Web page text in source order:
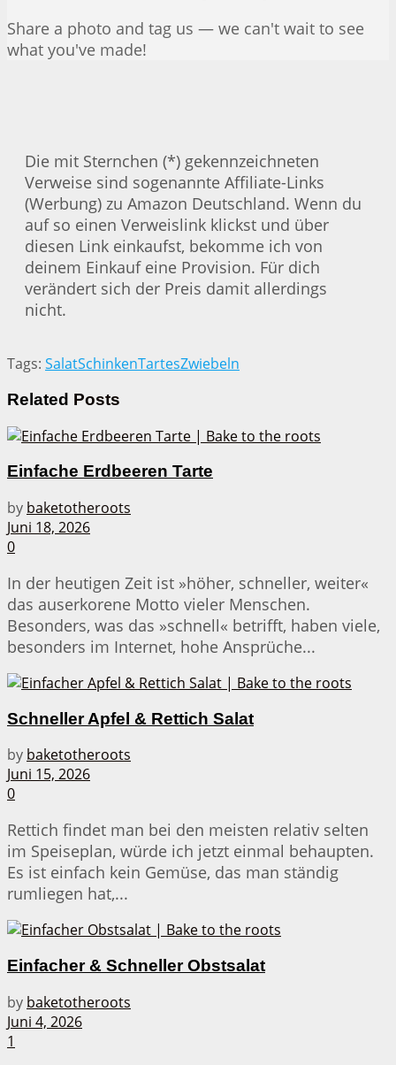
Share a photo and tag us — we can't wait to see
what you've made!
Die mit Sternchen (*) gekennzeichneten
Verweise sind sogenannte Affiliate-Links
(Werbung) zu Amazon Deutschland. Wenn du
auf so einen Verweislink klickst und über
diesen Link einkaufst, bekomme ich von
deinem Einkauf eine Provision. Für dich
verändert sich der Preis damit allerdings
nicht.
Tags: SalatSchinkenTartesZwiebeln
Related Posts
Einfache Erdbeeren Tarte
by baketotheroots
Juni 18, 2026
0
In der heutigen Zeit ist »höher, schneller, weiter«
das auserkorene Motto vieler Menschen.
Besonders, was das »schnell« betrifft, haben viele,
besonders im Internet, hohe Ansprüche...
Schneller Apfel & Rettich Salat
by baketotheroots
Juni 15, 2026
0
Rettich findet man bei den meisten relativ selten
im Speiseplan, würde ich jetzt einmal behaupten.
Es ist einfach kein Gemüse, das man ständig
rumliegen hat,...
Einfacher & Schneller Obstsalat
by baketotheroots
Juni 4, 2026
1